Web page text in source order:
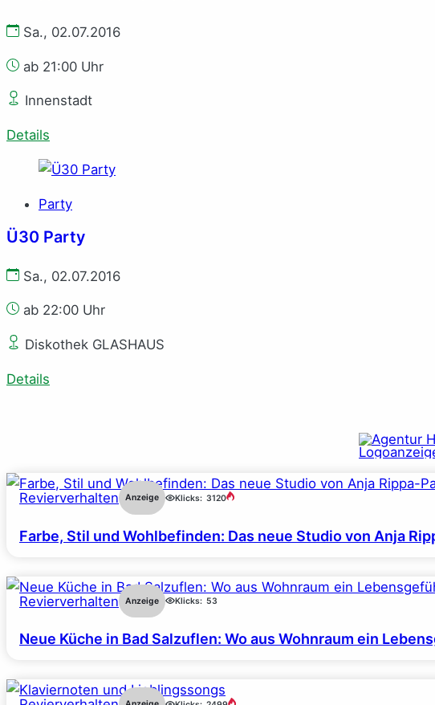
Sa., 02.07.2016
ab 21:00 Uhr
Innenstadt
Details
Party
Ü30 Party
Sa., 02.07.2016
ab 22:00 Uhr
Diskothek GLASHAUS
Details
Revierverhalten Anzeige Klicks: 3120
Farbe, Stil und Wohlbefinden: Das neue Studio von Anja
Revierverhalten Anzeige Klicks: 53
Neue Küche in Bad Salzuflen: Wo aus Wohnraum ein